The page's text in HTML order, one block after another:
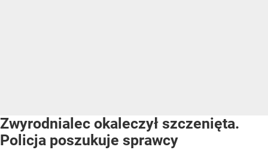
Zwyrodnialec okaleczył szczenięta.
Policja poszukuje sprawcy